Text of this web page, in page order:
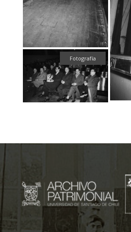
Fotografía